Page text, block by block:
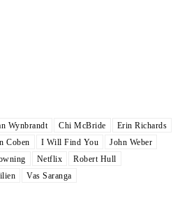
Wynbrandt Chi McBride
Erin Richards
Coben I Will Find You
John Weber
Netflix
Robert Hull
Vas Saranga